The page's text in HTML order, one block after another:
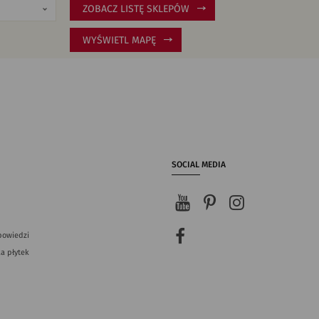
ZOBACZ LISTĘ SKLEPÓW
WYŚWIETL MAPĘ
płytek
SOCIAL MEDIA